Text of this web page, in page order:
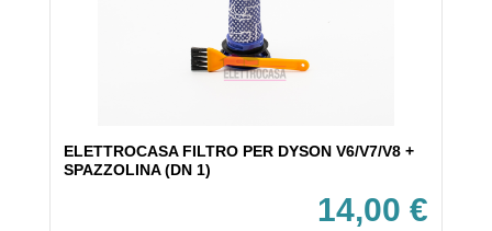
ELETTROCASA FILTRO PER DYSON V6/V7/V8 +
SPAZZOLINA (DN 1)
14,00 €